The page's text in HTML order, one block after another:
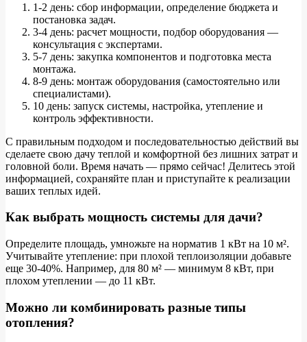
1-2 день: сбор информации, определение бюджета и
постановка задач.
3-4 день: расчет мощности, подбор оборудования —
консультация с экспертами.
5-7 день: закупка компонентов и подготовка места
монтажа.
8-9 день: монтаж оборудования (самостоятельно или
специалистами).
10 день: запуск системы, настройка, утепление и
контроль эффективности.
С правильным подходом и последовательностью действий вы
сделаете свою дачу теплой и комфортной без лишних затрат и
головной боли. Время начать — прямо сейчас! Делитесь этой
информацией, сохраняйте план и приступайте к реализации
ваших теплых идей.
Как выбрать мощность системы для дачи?
Определите площадь, умножьте на норматив 1 кВт на 10 м².
Учитывайте утепление: при плохой теплоизоляции добавьте
еще 30-40%. Например, для 80 м² — минимум 8 кВт, при
плохом утеплении — до 11 кВт.
Можно ли комбинировать разные типы
отопления?